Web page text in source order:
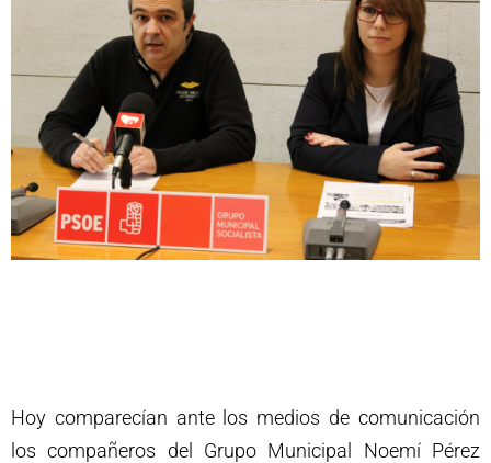
Hoy comparecían ante los medios de comunicación
los compañeros del Grupo Municipal Noemí Pérez